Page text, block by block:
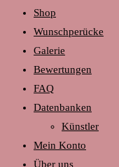
Shop
Wunschperücke
Galerie
Bewertungen
FAQ
Datenbanken
Künstler
Mein Konto
Über uns